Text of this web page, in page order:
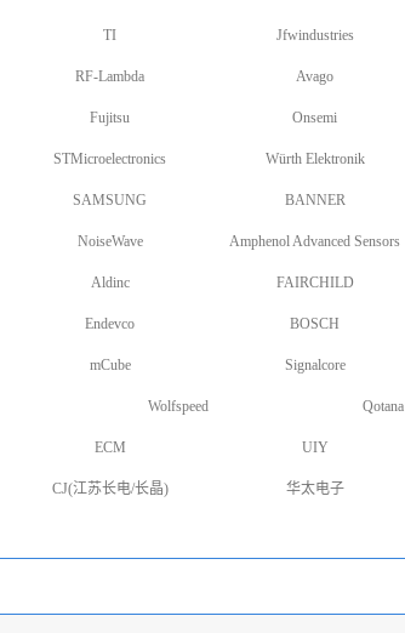
TI Jfwindustries
RF-Lambda Avago
Fujitsu Onsemi
STMicroelectronics Würth Elektronik
SAMSUNG BANNER
NoiseWave Amphenol Advanced Sensors
Aldinc FAIRCHILD
Endevco BOSCH
mCube Signalcore
Wolfspeed Qotana
ECM UIY
CJ(江苏长电/长晶) 华太电子